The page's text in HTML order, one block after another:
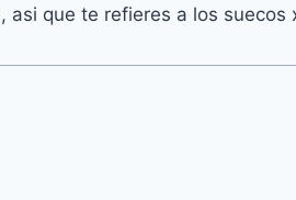
asi que te refieres a los suecos